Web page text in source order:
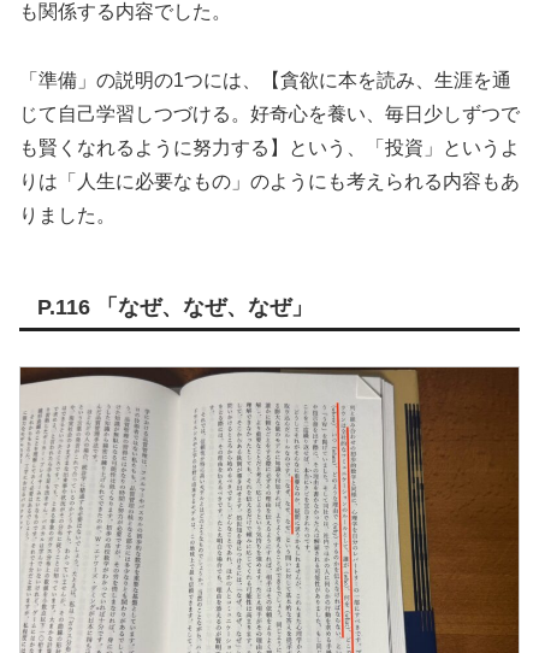
も関係する内容でした。
「準備」の説明の1つには、【貪欲に本を読み、生涯を通
じて自己学習しつづける。好奇心を養い、毎日少しずつで
も賢くなれるように努力する】という、「投資」というよ
りは「人生に必要なもの」のようにも考えられる内容もあ
りました。
P.116 「なぜ、なぜ、なぜ」